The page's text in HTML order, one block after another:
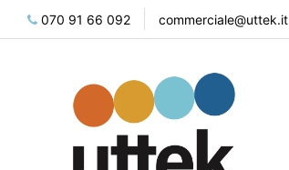
070 91 66 092 commerciale@uttek.it